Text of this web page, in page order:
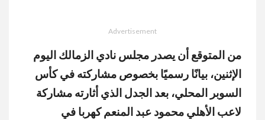
Advertisement
من المتوقع أن يصدر مجلس نادي الزمالك اليوم
الإثنين، بيانًا رسميًا بخصوص مشاركته في كأس
السوبر المحلي، بعد الجدل الذي أثارته مشاركة
لاعب الأهلي محمود عبد المنعم كهربا في